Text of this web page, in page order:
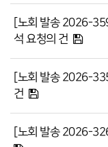
[노회 발송 2026-
석 요청의 건
[노회 발송 2026-
건
[노회 발송 2026-